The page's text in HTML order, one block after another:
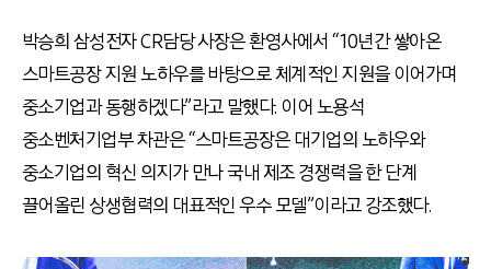
박승희 삼성전자 CR담당 사장은 환영사에서 “10년간 쌓아온
스마트공장 지원 노하우를 바탕으로 체계적인 지원을 이어가며
중소기업과 동행하겠다”라고 말했다. 이어 노용석
중소벤처기업부 차관은 “스마트공장은 대기업의 노하우와
중소기업의 혁신 의지가 만나 국내 제조 경쟁력을 한 단계
끌어올린 상생협력의 대표적인 우수 모델”이라고 강조했다.